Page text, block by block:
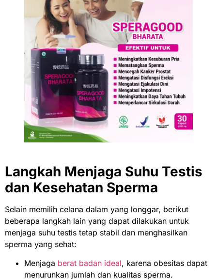
Langkah Menjaga Suhu Testis
dan Kesehatan Sperma
Selain memilih celana dalam yang longgar, berikut
beberapa langkah lain yang dapat dilakukan untuk
menjaga suhu testis tetap stabil dan menghasilkan
sperma yang sehat:
Menjaga berat badan ideal, karena obesitas dapat
menurunkan jumlah dan kualitas sperma.